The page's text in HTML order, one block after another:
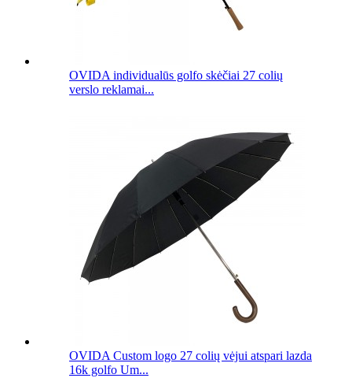
OVIDA individualūs golfo skėčiai 27 colių
verslo reklamai...
OVIDA Custom logo 27 colių vėjui atspari lazda
16k golfo Um...